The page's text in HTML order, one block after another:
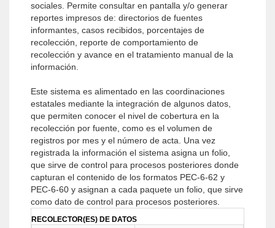
sociales. Permite consultar en pantalla y/o generar
reportes impresos de: directorios de fuentes
informantes, casos recibidos, porcentajes de
recolección, reporte de comportamiento de
recolección y avance en el tratamiento manual de la
información.
Este sistema es alimentado en las coordinaciones
estatales mediante la integración de algunos datos,
que permiten conocer el nivel de cobertura en la
recolección por fuente, como es el volumen de
registros por mes y el número de acta. Una vez
registrada la información el sistema asigna un folio,
que sirve de control para procesos posteriores donde
capturan el contenido de los formatos PEC-6-62 y
PEC-6-60 y asignan a cada paquete un folio, que sirve
como dato de control para procesos posteriores.
RECOLECTOR(ES) DE DATOS